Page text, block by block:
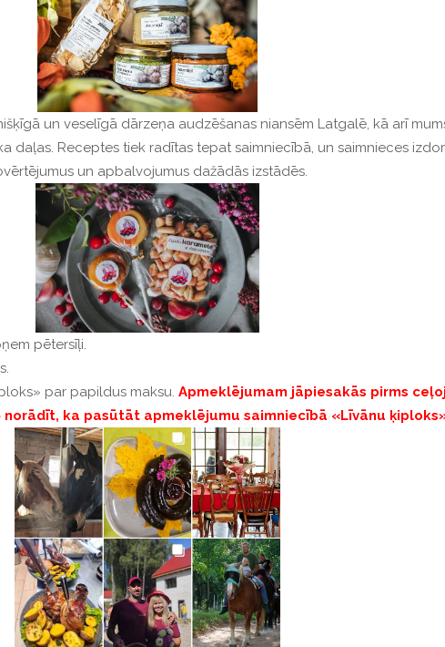
un veselīgā dārzeņa audzēšanas niansēm Latgalē, kā arī
daļas. Receptes tiek radītas tepat saimniecībā, un saimnieces
un apbalvojumus dažādās izstādēs.
pētersīļi.
par papildus maksu. Apmeklējumam jāpiesakās pirms
ka pasūtāt apmeklējumu saimniecībā «Līvānu